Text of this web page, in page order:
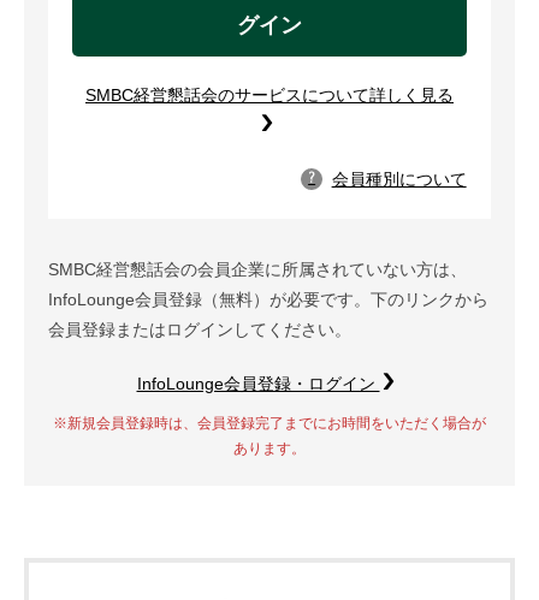
グイン
SMBC経営懇話会のサービスについて詳しく見る
? 会員種別について
SMBC経営懇話会の会員企業に所属されていない方は、
InfoLounge会員登録（無料）が必要です。下のリンクから
会員登録またはログインしてください。
InfoLounge会員登録・ログイン
※新規会員登録時は、会員登録完了までにお時間をいただく場合が
あります。